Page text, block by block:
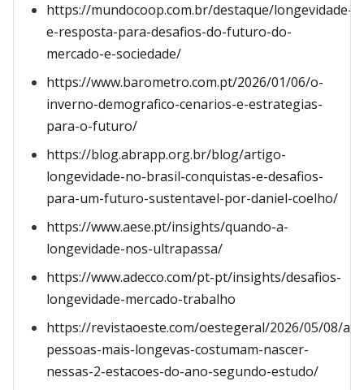
https://mundocoop.com.br/destaque/longevidade-
e-resposta-para-desafios-do-futuro-do-
mercado-e-sociedade/
https://www.barometro.com.pt/2026/01/06/o-
inverno-demografico-cenarios-e-estrategias-
para-o-futuro/
https://blog.abrapp.org.br/blog/artigo-
longevidade-no-brasil-conquistas-e-desafios-
para-um-futuro-sustentavel-por-daniel-coelho/
https://www.aese.pt/insights/quando-a-
longevidade-nos-ultrapassa/
https://www.adecco.com/pt-pt/insights/desafios-
longevidade-mercado-trabalho
https://revistaoeste.com/oestegeral/2026/05/08/as-
pessoas-mais-longevas-costumam-nascer-
nessas-2-estacoes-do-ano-segundo-estudo/